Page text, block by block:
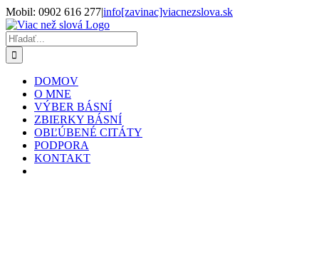
Skip
to
content
Mobil: 0902 616 277|info[zavinac]viacnezslova.sk
Facebook
X
Hľadať:
DOMOV
O MNE
VÝBER BÁSNÍ
ZBIERKY BÁSNÍ
OBĽÚBENÉ CITÁTY
PODPORA
KONTAKT